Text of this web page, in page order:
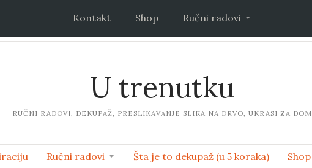
Kontakt Shop Ručni radovi
U trenutku
RUČNI RADOVI, DEKUPAŽ, PRESLIKAVANJE SLIKA NA DRVO, UKRASI ZA DOM
Ručni radovi Šta je to dekupaž (u 5 koraka) Shop